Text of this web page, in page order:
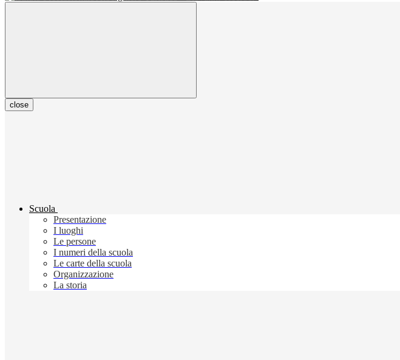
close
Scuola
Presentazione
I luoghi
Le persone
I numeri della scuola
Le carte della scuola
Organizzazione
La storia